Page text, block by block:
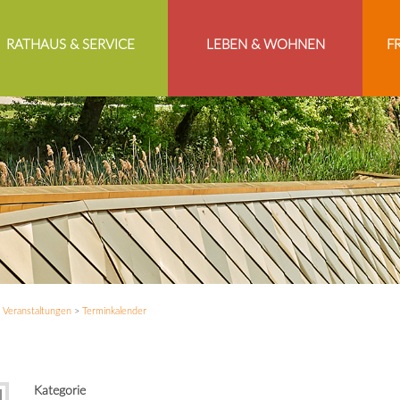
RATHAUS & SERVICE LEBEN & WOHNEN
Veranstaltungen> Terminkalender
Kategorie